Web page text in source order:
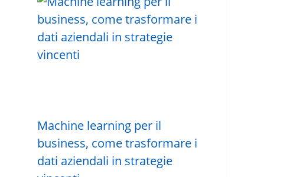
Machine learning per il
business, come trasformare i
dati aziendali in strategie